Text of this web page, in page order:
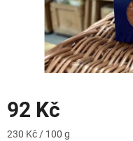
92 Kč
Měrná
230 Kč / 100 g